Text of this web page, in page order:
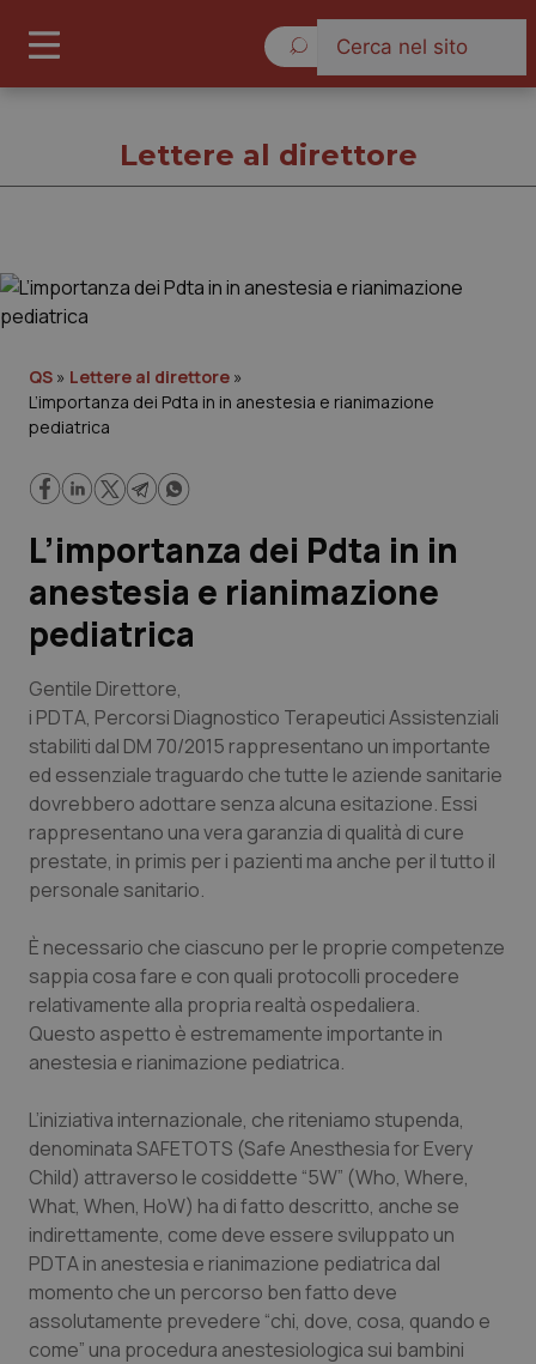
Governo e Parlamento
Regioni e Asl
Lavoro e Professioni
Scienza e Farmaci
Studi e Analisi
Lettere al direttore
Edizioni Regionali
QS Pro
Professionisti Sanitari.AI
Abruzzo
Basilicata
Campania
Emilia-Romagna
Friuli Venezia Giulia
Lazio
QS Pro Gold
Artrite & artrosi
Car-T
Colesterolo & coronaropatie
Dermatite Atopica
Diabete & glucometri
QS Club Newsletter
Lettere al direttore
QS » Lettere al direttore »
L’importanza dei Pdta in in anestesia e rianimazione
pediatrica
L’importanza dei Pdta in in
anestesia e rianimazione
pediatrica
Gentile Direttore,
i PDTA, Percorsi Diagnostico Terapeutici Assistenziali
stabiliti dal DM 70/2015 rappresentano un importante
ed essenziale traguardo che tutte le aziende sanitarie
dovrebbero adottare senza alcuna esitazione. Essi
rappresentano una vera garanzia di qualità di cure
prestate, in primis per i pazienti ma anche per il tutto il
personale sanitario.
È necessario che ciascuno per le proprie competenze
sappia cosa fare e con quali protocolli procedere
relativamente alla propria realtà ospedaliera.
Questo aspetto è estremamente importante in
anestesia e rianimazione pediatrica.
L’iniziativa internazionale, che riteniamo stupenda,
denominata SAFETOTS (Safe Anesthesia for Every
Child) attraverso le cosiddette “5W” (Who, Where,
What, When, HoW) ha di fatto descritto, anche se
indirettamente, come deve essere sviluppato un
PDTA in anestesia e rianimazione pediatrica dal
momento che un percorso ben fatto deve
assolutamente prevedere “chi, dove, cosa, quando e
come” una procedura anestesiologica sui bambini